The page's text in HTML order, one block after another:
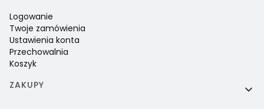
Logowanie
Twoje zamówienia
Ustawienia konta
Przechowalnia
Koszyk
ZAKUPY